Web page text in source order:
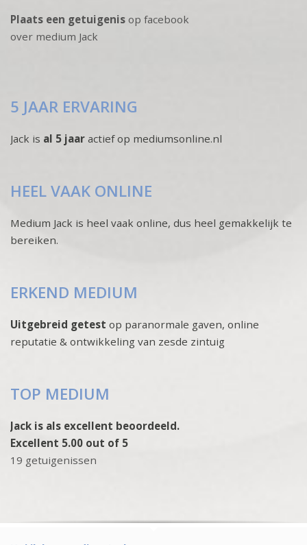
Plaats een getuigenis op facebook
over medium Jack
5 JAAR ERVARING
Jack is al 5 jaar actief op mediumsonline.nl
HEEL VAAK ONLINE
Medium Jack is heel vaak online, dus heel gemakkelijk te
bereiken.
ERKEND MEDIUM
Uitgebreid getest op paranormale gaven, online
reputatie & ontwikkeling van zesde zintuig
TOP MEDIUM
Jack is als excellent beoordeeld.
Excellent 5.00 out of 5
19 getuigenissen